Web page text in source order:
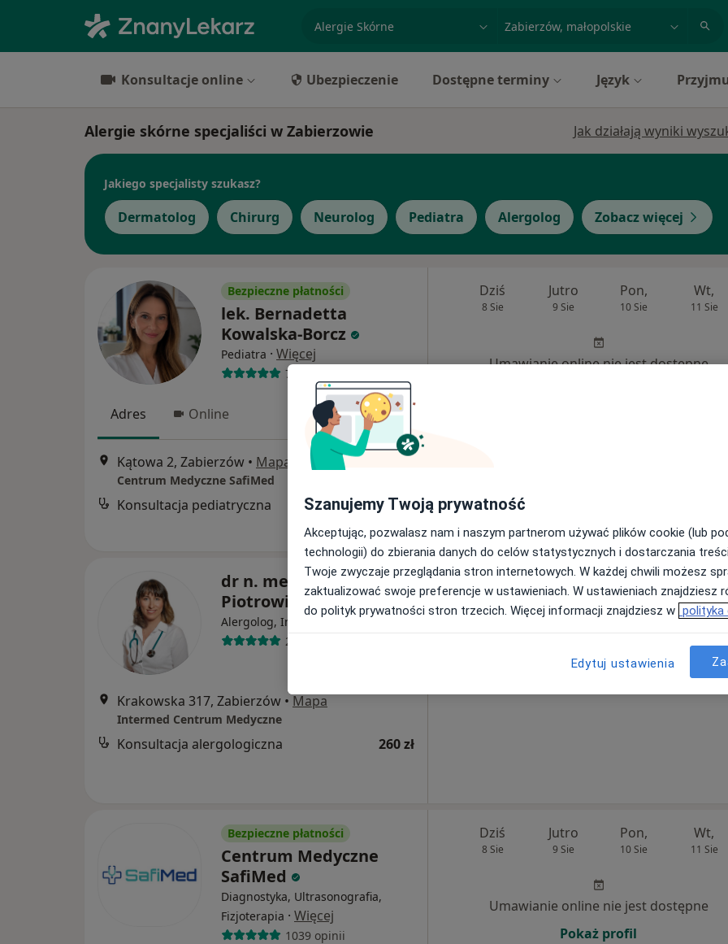
specjalizacja, badanie lub nazwiskomiasto lub dzielnica
Konsultacje online Ubezpieczenie Dostępne terminy Język
Alergie skórne specjaliści w Zabierzowie Jak działają wyniki
Jakiego specjalisty szukasz?
Dermatolog Chirurg Neurolog Pediatra Alergolog Zobacz więcej
Bezpieczne płatności
lek. Bernadetta
Kowalska-Borcz
Pediatra · Więcej
73 opinie
Adres Online
Kątowa 2, Zabierzów • Mapa
Centrum Medyczne SafiMed
Konsultacja pediatryczna 250 zł
Dziś
8 Sie
Jutro
9 Sie
Pon,
10 Sie
Wt,
11 Sie
Umawianie online nie jest dostępne
dr n. med. Katarzyna
Piotrowicz-Wójcik
Alergolog, Internista Więcej
22 opinie
Krakowska 317, Zabierzów • Mapa
Intermed Centrum Medyczne
Konsultacja alergologiczna 260 zł
Dziś
8 Sie
Jutro
9 Sie
Pon,
10 Sie
Wt,
11 Sie
Bezpieczne płatności
Centrum Medyczne
SafiMed
Diagnostyka, Ultrasonografia,
Fizjoterapia · Więcej
1039 opinii
Dziś
8 Sie
Jutro
9 Sie
Pon,
10 Sie
Wt,
11 Sie
Umawianie online nie jest dostępne
Pokaż profil
Szanujemy Twoją prywatność
Akceptując, pozwalasz nam i naszym partnerom używać plików cookie (lub
technologii) do zbierania danych do celów statystycznych i dostarczania
Twoje zwyczaje przeglądania stron internetowych. W każdej chwili możesz
zaktualizować swoje preferencje w ustawieniach. W ustawieniach znajdziesz
do polityk prywatności stron trzecich. Więcej informacji znajdziesz w polityka
Edytuj ustawienia